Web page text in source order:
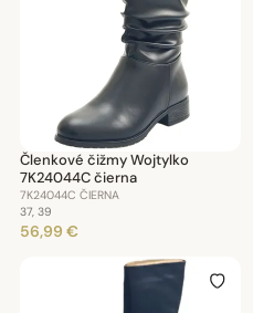
Členkové čižmy Wojtylko
7K24044C čierna
7K24044C ČIERNA
37, 39
56,99 €